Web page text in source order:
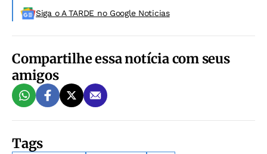
Siga o A TARDE no Google Noticias
Compartilhe essa notícia com seus
amigos
Tags